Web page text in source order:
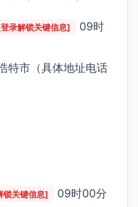
录解锁关键信息]
09时
特市（具体地址电话
锁关键信息]
09时00分